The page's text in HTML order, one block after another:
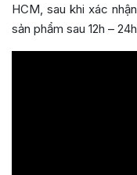
HCM, sau khi xác
sản phẩm sau 12h –